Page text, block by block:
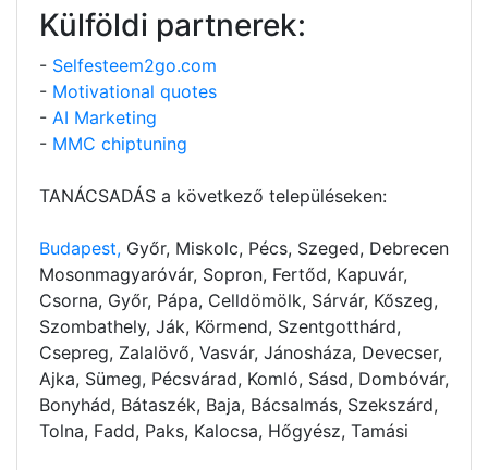
Külföldi partnerek:
- Selfesteem2go.com
- Motivational quotes
- AI Marketing
- MMC chiptuning
TANÁCSADÁS a következő településeken:
Budapest, Győr, Miskolc, Pécs, Szeged, Debrecen
Mosonmagyaróvár, Sopron, Fertőd, Kapuvár,
Csorna, Győr, Pápa, Celldömölk, Sárvár, Kőszeg,
Szombathely, Ják, Körmend, Szentgotthárd,
Csepreg, Zalalövő, Vasvár, Jánosháza, Devecser,
Ajka, Sümeg, Pécsvárad, Komló, Sásd, Dombóvár,
Bonyhád, Bátaszék, Baja, Bácsalmás, Szekszárd,
Tolna, Fadd, Paks, Kalocsa, Hőgyész, Tamási